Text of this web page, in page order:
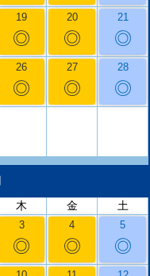
19
◎
20
◎
21
◎
26
◎
27
◎
28
◎
木 金 土
3
◎
4
◎
5
◎